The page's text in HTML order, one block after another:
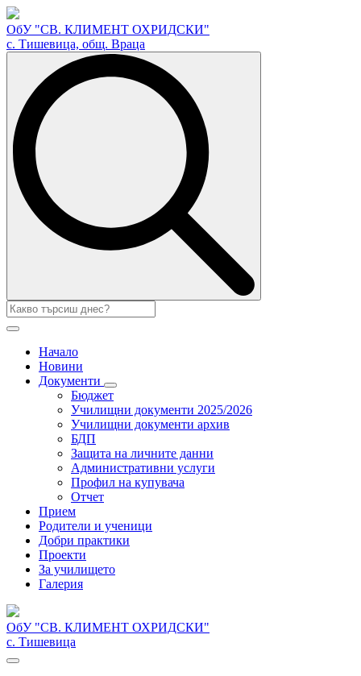
ОбУ "СВ. КЛИМЕНТ ОХРИДСКИ"
с. Тишевица, общ. Враца
Search
Начало
Новини
Документи
Бюджет
Училищни документи 2025/2026
Училищни документи архив
БДП
Защита на личните данни
Административни услуги
Профил на купувача
Отчет
Прием
Родители и ученици
Добри практики
Проекти
За училището
Галерия
ОбУ "СВ. КЛИМЕНТ ОХРИДСКИ"
с. Тишевица